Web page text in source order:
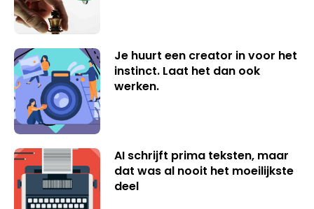
Je huurt een creator in voor het
instinct. Laat het dan ook
werken.
AI schrijft prima teksten, maar
dat was al nooit het moeilijkste
deel